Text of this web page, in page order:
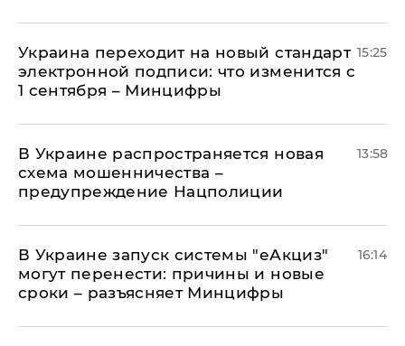
Украина переходит на новый стандарт
электронной подписи: что изменится с
1 сентября – Минцифры
15:25
В Украине распространяется новая
схема мошенничества –
предупреждение Нацполиции
13:58
В Украине запуск системы "еАкциз"
могут перенести: причины и новые
сроки – разъясняет Минцифры
16:14